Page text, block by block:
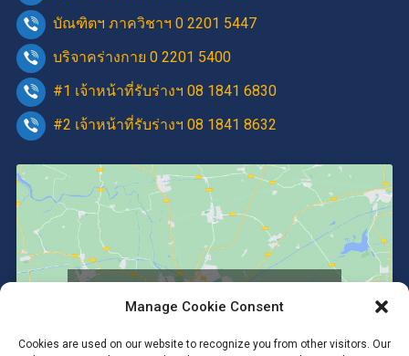
Manage Cookie Consent
Cookies are used on our website to recognize you from other visitors. Our
บัณฑิตฯ ภาควิชาฯ 0 2201 5447
บริจาคร่างกาย 0 2201 5400
#1 เจ้าหน้าที่รับร่างฯ 08 1841 6830
#2 เจ้าหน้าที่รับร่างฯ 08 1841 8632
enable this content